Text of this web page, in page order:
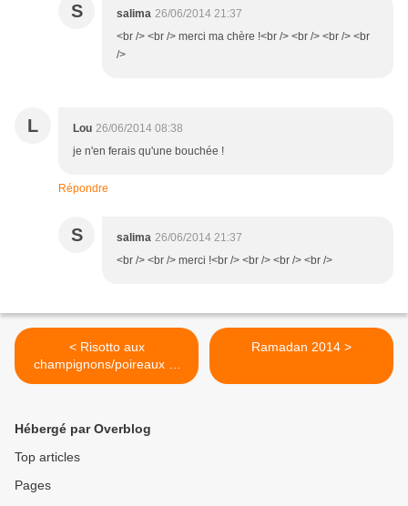
S salima 26/06/2014 21:37
<br /> <br /> merci ma chère !<br /> <br /> <br /> <br
/>
L Lou 26/06/2014 08:38
je n'en ferais qu'une bouchée !
Répondre
S salima 26/06/2014 21:37
<br /> <br /> merci !<br /> <br /> <br /> <br />
< Risotto aux
champignons/poireaux et
garam massala
Ramadan 2014 >
Hébergé par Overblog
Top articles
Pages